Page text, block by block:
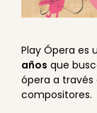
Play Ópera es
años que
ópera a través
compositores.